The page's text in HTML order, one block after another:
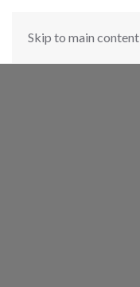
Skip to main content